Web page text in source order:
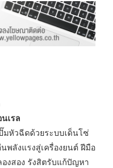
เรล
มหัวฉีดด้วยระบบเด็นโซ่
พลังแรงสู่เครื่องยนต์ ฝีมือ
องสอง รังสิตรับแก้ปัญหา